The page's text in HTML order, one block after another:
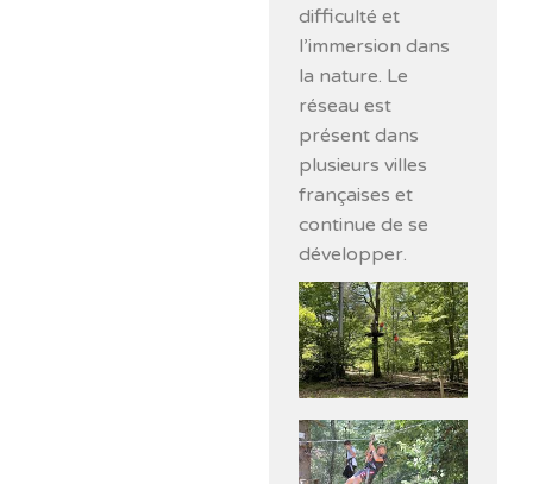
difficulté et
l’immersion dans
la nature. Le
réseau est
présent dans
plusieurs villes
françaises et
continue de se
développer.